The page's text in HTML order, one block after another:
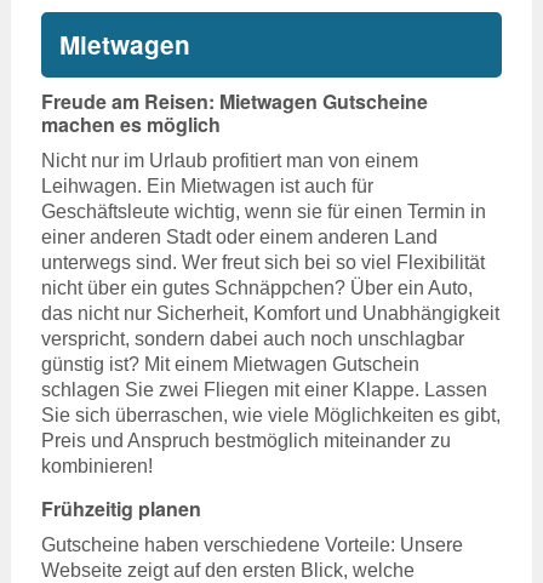
Mietwagen
Freude am Reisen: Mietwagen Gutscheine
machen es möglich
Nicht nur im Urlaub profitiert man von einem
Leihwagen. Ein Mietwagen ist auch für
Geschäftsleute wichtig, wenn sie für einen Termin in
einer anderen Stadt oder einem anderen Land
unterwegs sind. Wer freut sich bei so viel Flexibilität
nicht über ein gutes Schnäppchen? Über ein Auto,
das nicht nur Sicherheit, Komfort und Unabhängigkeit
verspricht, sondern dabei auch noch unschlagbar
günstig ist? Mit einem Mietwagen Gutschein
schlagen Sie zwei Fliegen mit einer Klappe. Lassen
Sie sich überraschen, wie viele Möglichkeiten es gibt,
Preis und Anspruch bestmöglich miteinander zu
kombinieren!
Frühzeitig planen
Gutscheine haben verschiedene Vorteile: Unsere
Webseite zeigt auf den ersten Blick, welche